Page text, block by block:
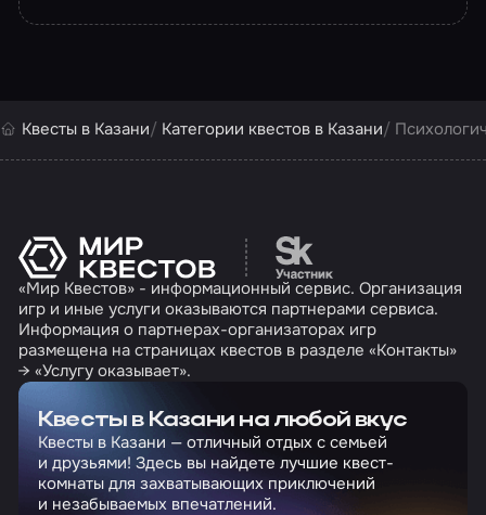
Квесты в Казани Категории квестов в Казани
Перейти на сайт
«Мир Квестов» - информационный сервис. Организация
игр и иные услуги оказываются партнерами сервиса.
Информация о партнерах-организаторах игр
размещена на страницах квестов в разделе «Контакты»
→ «Услугу оказывает».
Квесты в Казани на любой вкус
Квесты в Казани — отличный отдых с семьей
и друзьями! Здесь вы найдете лучшие квест-
комнаты для захватывающих приключений
и незабываемых впечатлений.